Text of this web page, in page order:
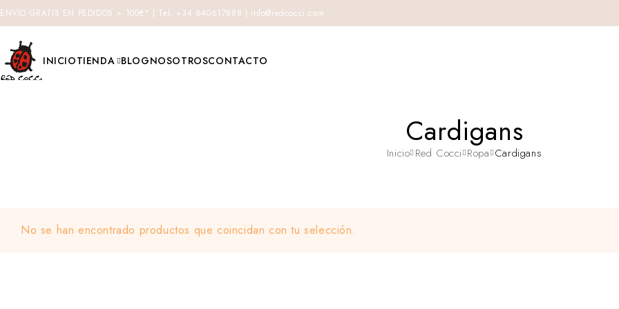
ENVÍO GRATIS EN PEDIDOS > 100€* | Tel. +34 640617888 | info@redcocci.com
INICIOTIENDA BLOGNOSOTROSCONTACTO
Cardigans
Inicio Red Cocci Ropa Cardigans
No se han encontrado productos que coincidan con tu selección.